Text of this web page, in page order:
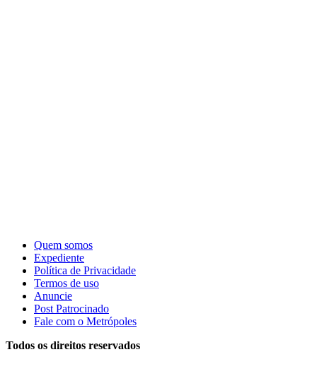
Quem somos
Expediente
Política de Privacidade
Termos de uso
Anuncie
Post Patrocinado
Fale com o Metrópoles
Todos os direitos reservados